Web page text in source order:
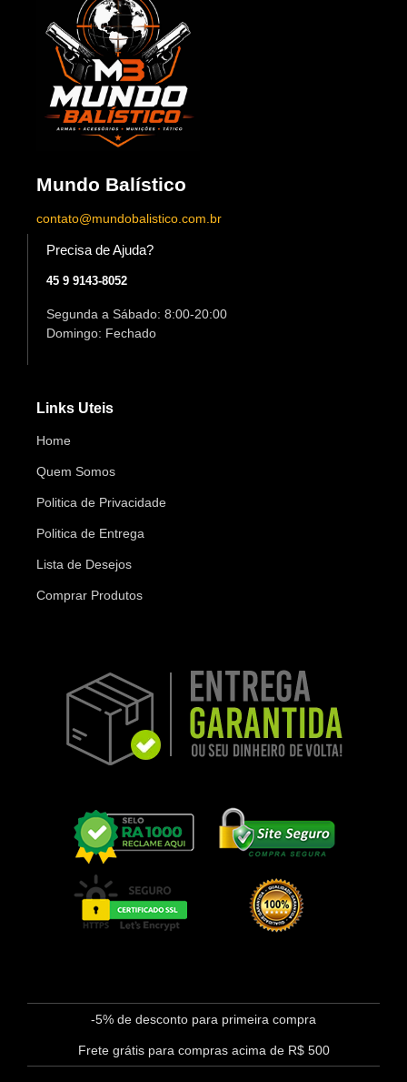
Mundo Balístico
contato@mundobalistico.com.br
Precisa de Ajuda?
45 9 9143-8052
Segunda a Sábado: 8:00-20:00
Domingo: Fechado
Links Uteis
Home
Quem Somos
Politica de Privacidade
Politica de Entrega
Lista de Desejos
Comprar Produtos
-5% de desconto para primeira compra
Frete grátis para compras acima de R$ 500